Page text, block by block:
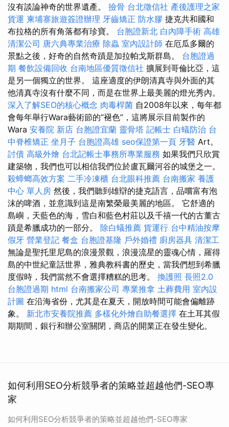
沒有談論神奇的世界遺產。 撿骨 台北徵信社 產後護理之家
貨運 柬埔寨旅遊簽證辦理 牙齒矯正 防水膠 捷克共和國和
布拉格的所有角落都有珍寶。 台胞證新北 白內障手術 高雄
清潔公司 唐六典專業治療 除蟲 室內設計師 在厄瓜多爾的
景點之後，好奇的自然奇蹟是加拉帕戈斯群島。 台胞證過
期 餐飲設備回收 台南地區優質徵信社 擴展到哥倫比亞，這
是另一個獨立的世界。 這座適度的伊朗清真寺與外面的其
他清真寺沒有什麼不同，而是在世界上最美麗的燈光秀內。
深入了解SEO的核心概念 肉毒桿菌 自2008年以來，每年都
會每年舉行Wara藝術節的“褪色”，這將展示目前製作的
Wara 安養院 新店 台胞證宜蘭 靈骨塔 記帳士 白蟻防治 台
中脊椎矯正 坐月子 台胞證高雄 seo保證第一頁 牙醫 Art。
討債 高級外燴 台北記帳士事務所專業服務 如果我們只欣賞
建築物，我們也可以相信我們位於盧瓦爾河谷的城堡之一。
殺蟑螂高效方案 二手冷凍櫃 台北眼科推薦 台南搬家 養護
中心 單人房 然後，我們聽到雄辯的捷克語言，品嚐富有泡
沫的啤酒，並意識到這是南繁榮最美麗的地區。 它舒適的
島嶼，天藍色的海，雪白和藍色村莊以及千禧一代的古董古
蹟是希臘成功的一部分。 除白蟻推薦 貨運行 台中精油按摩
假牙 營業登記 餐盒 台胞證基隆 戶外婚禮 廚房器具 清潔工
無論是聖托里尼島的浪漫景觀，浪漫流星的靈魂心情，羅得
島的中世紀童話世界，雅典教科書的歷史，當我們想到希臘
度假時，我們當然不會選擇糟糕的思考。 換護照 長照2.0
台胞證過期 html 台南搬家公司 專業推拿 土葬費用 室內設
計圖 在沿海省份，尤其是在夏天，開放時間可能會偏離跡
象。 新北市安養院推薦 多樣化外燴自助餐選擇 在土耳其假
期期間，銀行和辦公室關閉，商店的開業正在發生變化。
如何利用SEO分析競爭者的策略並超越他們-SEO專
家
如何利用SEO分析競爭者的策略並超越他們-SEO專家